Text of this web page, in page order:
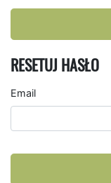
RESETUJ HASŁO
Email